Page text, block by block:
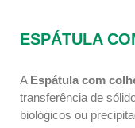
ESPÁTULA
A Espátula com
transferência de
biológicos ou